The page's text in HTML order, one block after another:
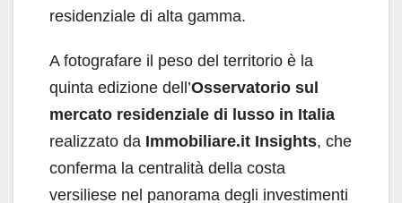
residenziale di alta gamma.
A fotografare il peso del territorio è la
quinta edizione dell’Osservatorio sul
mercato residenziale di lusso in Italia
realizzato da Immobiliare.it Insights, che
conferma la centralità della costa
versiliese nel panorama degli investimenti